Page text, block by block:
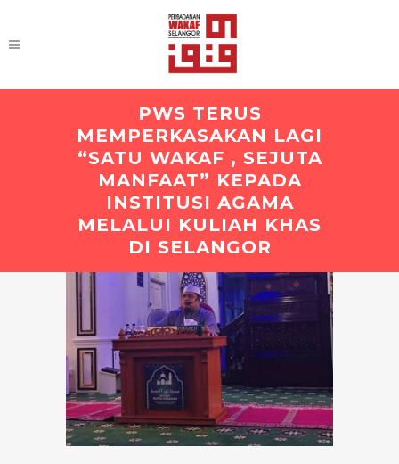
PWS TERUS
MEMPERKASAKAN LAGI
“SATU WAKAF , SEJUTA
MANFAAT” KEPADA
INSTITUSI AGAMA
MELALUI KULIAH KHAS
DI SELANGOR